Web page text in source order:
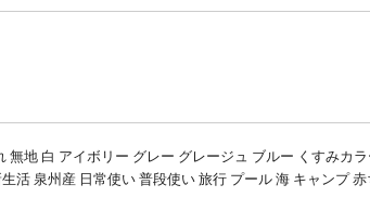
地 白 アイボリー グレー グレージュ ブルー くすみカ
活 泉州産 日常使い 普段使い 旅行 プール 海 キャンプ